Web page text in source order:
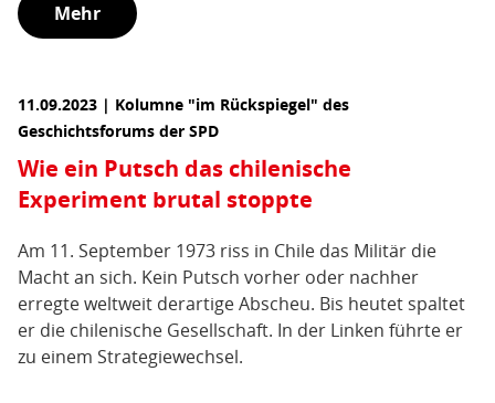
Mehr
11.09.2023 | Kolumne "im Rückspiegel" des
Geschichtsforums der SPD
Wie ein Putsch das chilenische
Experiment brutal stoppte
Am 11. September 1973 riss in Chile das Militär die
Macht an sich. Kein Putsch vorher oder nachher
erregte weltweit derartige Abscheu. Bis heutet spaltet
er die chilenische Gesellschaft. In der Linken führte er
zu einem Strategiewechsel.